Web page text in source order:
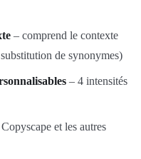
– comprend le contexte
de synonymes)
– 4 intensités
et les autres